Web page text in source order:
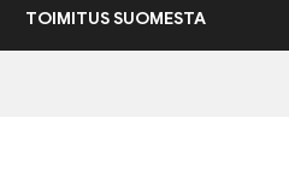
TOIMITUS SUOMESTA